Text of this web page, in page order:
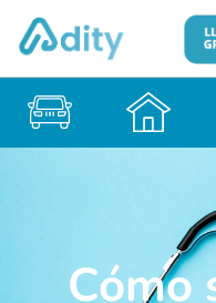
Cómo